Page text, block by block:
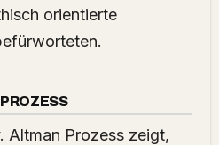
orientierte
Altman Prozess zeigt,